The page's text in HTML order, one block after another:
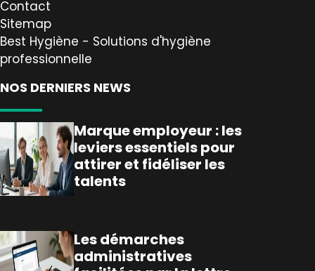
Contact
Sitemap
Best Hygiène - Solutions d'hygiène
professionnelle
NOS DERNIERS NEWS
Marque employeur : les
leviers essentiels pour
attirer et fidéliser les
talents
Les démarches
administratives